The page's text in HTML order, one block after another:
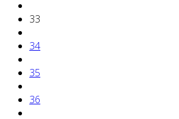
33
34
35
36